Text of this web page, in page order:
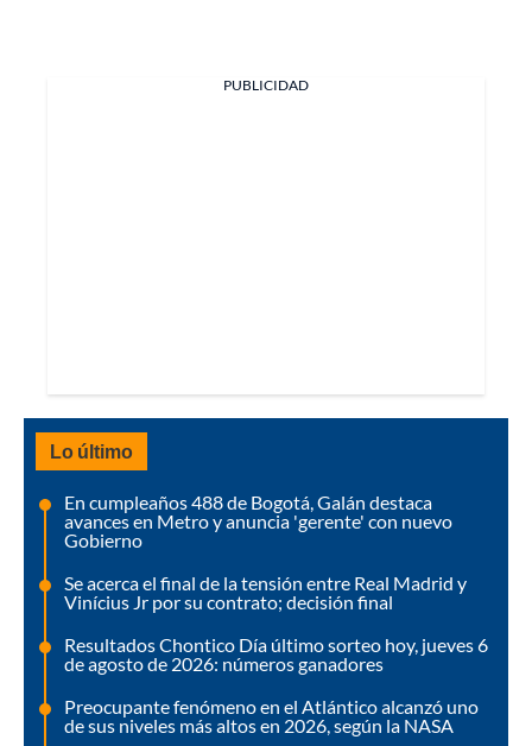
PUBLICIDAD
Lo último
En cumpleaños 488 de Bogotá, Galán destaca
avances en Metro y anuncia 'gerente' con nuevo
Gobierno
Se acerca el final de la tensión entre Real Madrid y
Vinícius Jr por su contrato; decisión final
Resultados Chontico Día último sorteo hoy, jueves 6
de agosto de 2026: números ganadores
Preocupante fenómeno en el Atlántico alcanzó uno
de sus niveles más altos en 2026, según la NASA